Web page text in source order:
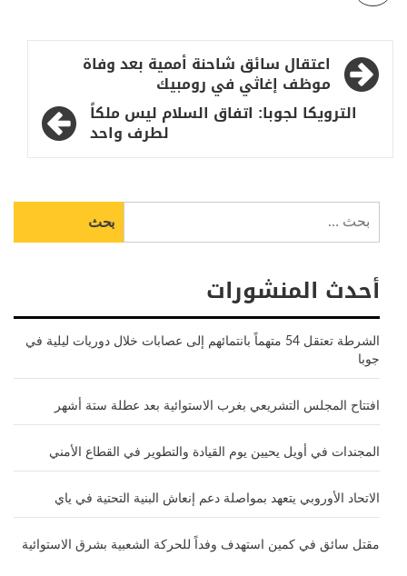
تصفّح
المقالات
اعتقال سائق شاحنة أممية بعد وفاة
موظف إغاثي في رومبيك
الترويكا لجوبا: اتفاق السلام ليس ملكاً
لطرف واحد
عن:
أحدث المنشورات
الشرطة تعتقل 54 متهماً بانتمائهم إلى عصابات خلال دوريات ليلية في
جوبا
افتتاح المجلس التشريعي بغرب الاستوائية بعد عطلة ستة أشهر
المجندات في أويل يحيين يوم القيادة والتطوير في القطاع الأمني
الاتحاد الأوروبي يتعهد بمواصلة دعم إنعاش البنية التحتية في ياي
مقتل سائق في كمين استهدف وفداً للحركة الشعبية بشرق الاستوائية